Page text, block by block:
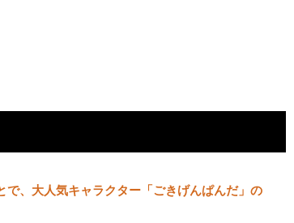
、大人気キャラクター「ごきげんぱんだ」の